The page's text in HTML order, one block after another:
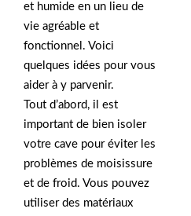
et humide en un lieu de
vie agréable et
fonctionnel. Voici
quelques idées pour vous
aider à y parvenir.
Tout d’abord, il est
important de bien isoler
votre cave pour éviter les
problèmes de moisissure
et de froid. Vous pouvez
utiliser des matériaux